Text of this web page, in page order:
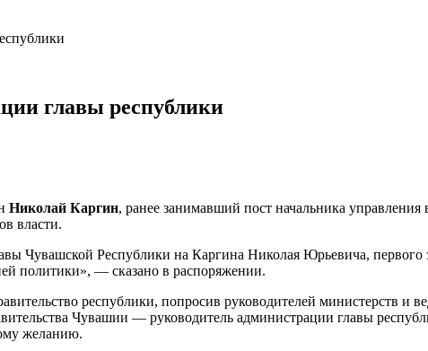
главы республики
Николай Каргин, ранее занимавший пост начальника
власти.
Чувашской Республики на Каргина Николая Юрьевича, первого
политики», — сказано в распоряжении.
республики, попросив руководителей министерств и
Чувашии — руководитель администрации главы
желанию.